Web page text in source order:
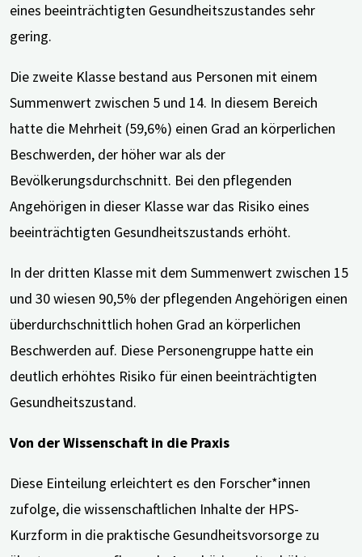
eines beeinträchtigten Gesundheitszustandes sehr
gering.
Die zweite Klasse bestand aus Personen mit einem
Summenwert zwischen 5 und 14. In diesem Bereich
hatte die Mehrheit (59,6%) einen Grad an körperlichen
Beschwerden, der höher war als der
Bevölkerungsdurchschnitt. Bei den pflegenden
Angehörigen in dieser Klasse war das Risiko eines
beeinträchtigten Gesundheitszustands erhöht.
In der dritten Klasse mit dem Summenwert zwischen 15
und 30 wiesen 90,5% der pflegenden Angehörigen einen
überdurchschnittlich hohen Grad an körperlichen
Beschwerden auf. Diese Personengruppe hatte ein
deutlich erhöhtes Risiko für einen beeinträchtigten
Gesundheitszustand.
Von der Wissenschaft in die Praxis
Diese Einteilung erleichtert es den Forscher*innen
zufolge, die wissenschaftlichen Inhalte der HPS-
Kurzform in die praktische Gesundheitsvorsorge zu